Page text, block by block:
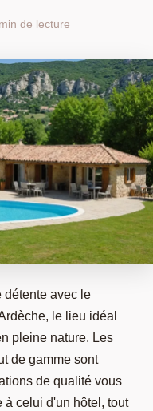
de lecture
détente avec le
le lieu idéal
pleine nature. Les
de gamme sont
de qualité vous
à celui d'un hôtel, tout